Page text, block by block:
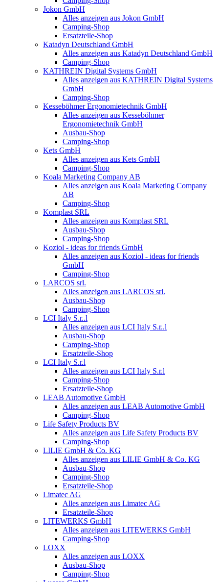
Jokon GmbH
Alles anzeigen aus Jokon GmbH
Camping-Shop
Ersatzteile-Shop
Katadyn Deutschland GmbH
Alles anzeigen aus Katadyn Deutschland GmbH
Camping-Shop
KATHREIN Digital Systems GmbH
Alles anzeigen aus KATHREIN Digital Systems
GmbH
Camping-Shop
Kesseböhmer Ergonomietechnik GmbH
Alles anzeigen aus Kesseböhmer
Ergonomietechnik GmbH
Ausbau-Shop
Camping-Shop
Kets GmbH
Alles anzeigen aus Kets GmbH
Camping-Shop
Koala Marketing Company AB
Alles anzeigen aus Koala Marketing Company
AB
Camping-Shop
Komplast SRL
Alles anzeigen aus Komplast SRL
Ausbau-Shop
Camping-Shop
Koziol - ideas for friends GmbH
Alles anzeigen aus Koziol - ideas for friends
GmbH
Camping-Shop
LARCOS srl.
Alles anzeigen aus LARCOS srl.
Ausbau-Shop
Camping-Shop
LCI Italy S.r..l
Alles anzeigen aus LCI Italy S.r..l
Ausbau-Shop
Camping-Shop
Ersatzteile-Shop
LCI Italy S.r.l
Alles anzeigen aus LCI Italy S.r.l
Camping-Shop
Ersatzteile-Shop
LEAB Automotive GmbH
Alles anzeigen aus LEAB Automotive GmbH
Camping-Shop
Life Safety Products BV
Alles anzeigen aus Life Safety Products BV
Camping-Shop
LILIE GmbH & Co. KG
Alles anzeigen aus LILIE GmbH & Co. KG
Ausbau-Shop
Camping-Shop
Ersatzteile-Shop
Limatec AG
Alles anzeigen aus Limatec AG
Ersatzteile-Shop
LITEWERKS GmbH
Alles anzeigen aus LITEWERKS GmbH
Camping-Shop
LOXX
Alles anzeigen aus LOXX
Ausbau-Shop
Camping-Shop